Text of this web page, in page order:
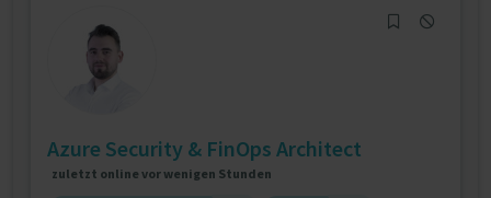
Azure Security & FinOps Architect
zuletzt online vor wenigen Stunden